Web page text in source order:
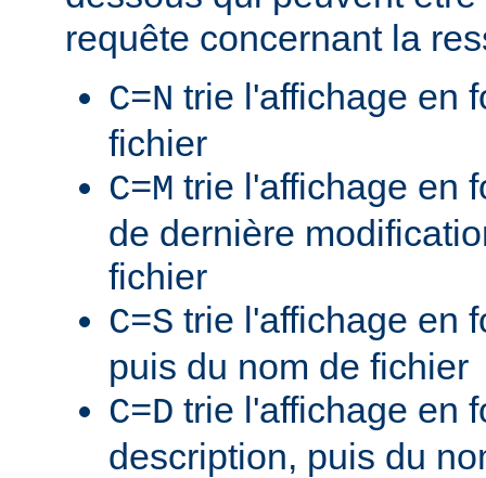
requête concernant la
C=N trie l'affichage en
fichier
C=M trie l'affichage en
de dernière
fichier
C=S trie l'affichage en
puis du nom de fichier
C=D trie l'affichage en
description, puis du